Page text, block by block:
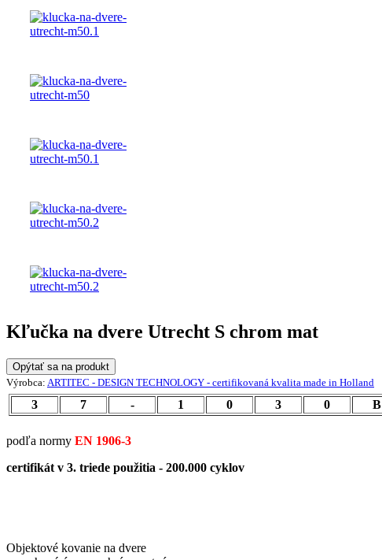
Kľučka na dvere Utrecht S chrom mat
Opýtať sa na produkt
Výrobca: ARTITEC - DESIGN TECHNOLOGY - certifikovaná kvalita made in Holland
3 7 - 1 0 3 0 B
podľa normy EN 1906-3
certifikát v 3. triede použitia - 200.000 cyklov
Objektové kovanie na dvere